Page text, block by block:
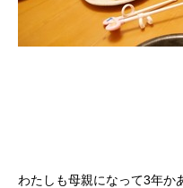
わたしも母親になって3年か